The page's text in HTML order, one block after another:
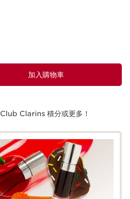
加入購物車
Club Clarins 積分或更多！